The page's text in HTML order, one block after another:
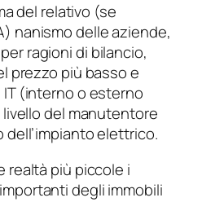
del relativo (se
nanismo delle aziende,
ragioni di bilancio,
prezzo più basso e
(interno o esterno
del manutentore
elettrico.
realtà più piccole i
degli immobili